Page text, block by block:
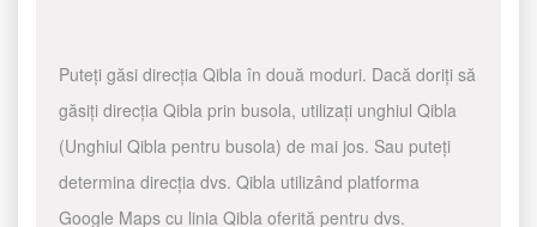
Puteți găsi direcția Qibla în două moduri. Dacă doriți să
găsiți direcția Qibla prin busola, utilizați unghiul Qibla
(Unghiul Qibla pentru busola) de mai jos. Sau puteți
determina direcția dvs. Qibla utilizând platforma
Google Maps cu linia Qibla oferită pentru dvs.